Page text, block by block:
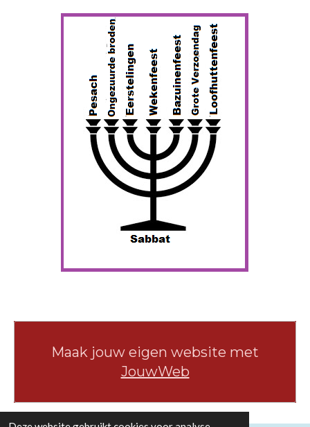
Maak jouw eigen website met
JouwWeb